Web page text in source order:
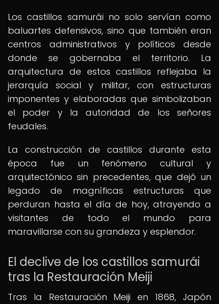
Los castillos samurái no solo servían como
baluartes defensivos, sino que también eran
centros administrativos y políticos desde
donde se gobernaba el territorio. La
arquitectura de estos castillos reflejaba la
jerarquía social y militar, con estructuras
imponentes y elaboradas que simbolizaban
el poder y la autoridad de los señores
feudales.
La construcción de castillos durante esta
época fue un fenómeno cultural y
arquitectónico sin precedentes, que dejó un
legado de magníficas estructuras que
perduran hasta el día de hoy, atrayendo a
visitantes de todo el mundo para
maravillarse con su grandeza y esplendor.
El declive de los castillos samurái
tras la Restauración Meiji
Tras la Restauración Meiji en 1868, Japón